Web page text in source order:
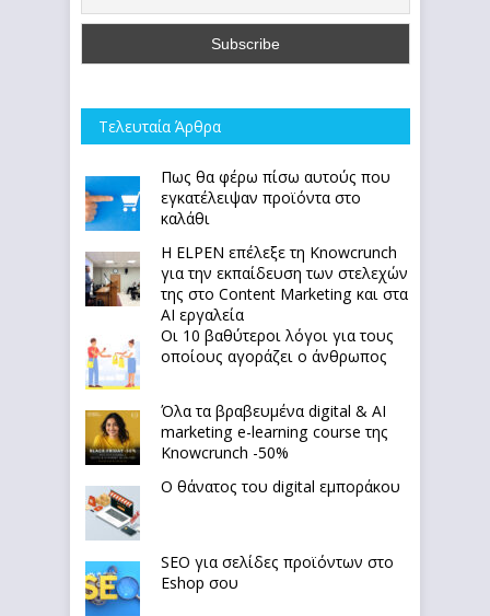
Τελευταία Άρθρα
Πως θα φέρω πίσω αυτούς που
εγκατέλειψαν προϊόντα στο
καλάθι
Η ELPEN επέλεξε τη Knowcrunch
για την εκπαίδευση των στελεχών
της στο Content Marketing και στα
AI εργαλεία
Οι 10 βαθύτεροι λόγοι για τους
οποίους αγοράζει ο άνθρωπος
Όλα τα βραβευμένα digital & AI
marketing e-learning course της
Knowcrunch -50%
Ο θάνατος του digital εμποράκου
SEO για σελίδες προϊόντων στο
Eshop σου